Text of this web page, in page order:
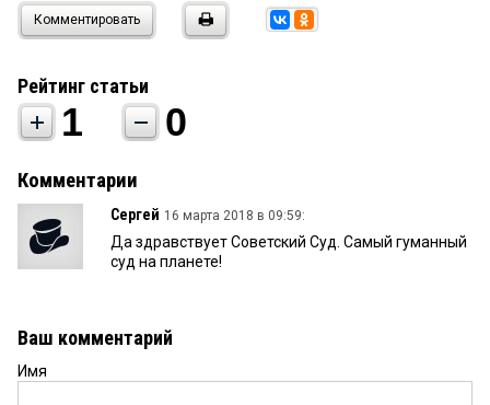
Комментировать
Рейтинг статьи
1 0
Комментарии
Сергей 16 марта 2018 в 09:59:
Да здравствует Советский Суд. Самый гуманный
суд на планете!
Ваш комментарий
Имя